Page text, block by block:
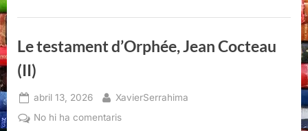
Le testament d’Orphée, Jean Cocteau
(II)
Posted
on
abril 13, 2026 By
XavierSerrahima
No hi ha comentarisa